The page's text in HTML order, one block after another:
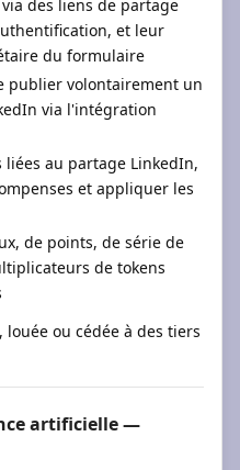
des liens de partage
et leur
du formulaire
publier volontairement un
via l'intégration
au partage LinkedIn,
et appliquer les
de points, de série de
de tokens
ou cédée à des tiers
artificielle —